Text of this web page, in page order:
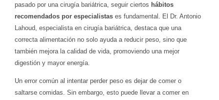
pasado por una cirugía bariátrica, seguir ciertos hábitos
recomendados por especialistas es fundamental. El Dr. Antonio
Lahoud, especialista en cirugía bariátrica, destaca que una
correcta alimentación no solo ayuda a reducir peso, sino que
también mejora la calidad de vida, promoviendo una mejor
digestión y mayor energía.
Un error común al intentar perder peso es dejar de comer o
saltarse comidas. Sin embargo, esto puede llevar a comer en